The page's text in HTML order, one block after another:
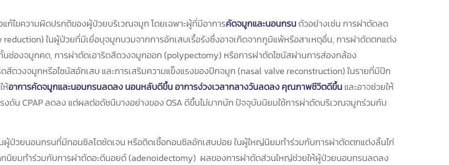
แก้ไขความผิดปรกติของผู้ป่วยบริเวณจมูก โดยเฉพาะผู้ที่มีอาการคัดจมูกและนอนกรนตัวอย่างเช่น การผ่าตัดลด
ในผู้ป่วยที่มีเยื่อบุจมูกบวมจากการอักเสบเรื้อรังซึ่งอาจเกิดจากภูมิแพ้หรือสาเหตุอื่น, การผ่าตัดตกแต่ง
ช่องจมูกคด, การผ่าตัดเอาริดสีดวงจมูกออก (polypectomy) หรือการผ่าตัดไซนัสผ่านการส่องกล้อง
ดวงจมูกหรือไซนัสอักเสบ และการเสริมความแข็งแรงของปีกจมูก (nasal valve reconstruction) ในรายที่มีปีก
ห้อาการคัดจมูกและนอนกรนลดลง นอนหลับดีขึ้น อาการง่วงเวลากลางวันลดลง คุณภาพชีวิตดีขึ้นและอาจช่วยให้
รงดัน CPAP ลดลง แต่ผลต่อดัชนีบางอย่างของ OSA ดีขึ้นไม่มากนัก ปัจจุบันนิยมใช้การผ่าตัดบริเวณจมูกร่วมกับ
ผู้ป่วยนอนกรนที่มีทอนซิลโตชัดเจน หรือติดเชื้อทอนซิลอักเสบบ่อย ในผู้ใหญ่นิยมทำร่วมกับการผ่าตัดตกแต่งลิ้นไก่
นิยมทำร่วมกับการผ่าตัดอะดีนอยด์ (adenoidectomy) ผลของการผ่าตัดส่วนใหญ่ช่วยให้ผู้ป่วยนอนกรนลดลง